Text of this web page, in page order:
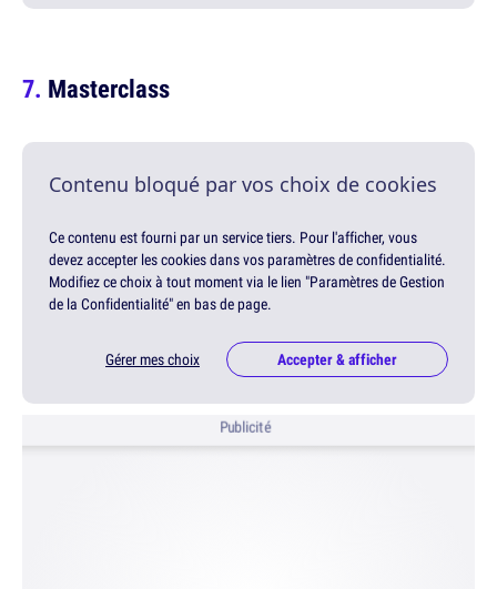
Masterclass
Contenu bloqué par vos choix de cookies
Ce contenu est fourni par un service tiers. Pour l'afficher, vous
devez accepter les cookies dans vos paramètres de confidentialité.
Modifiez ce choix à tout moment via le lien "Paramètres de Gestion
de la Confidentialité" en bas de page.
Gérer mes choix Accepter & afficher
Publicité